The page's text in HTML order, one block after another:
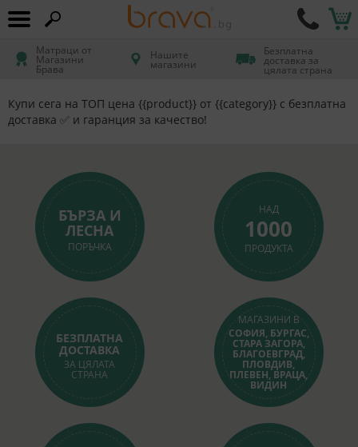
Матраци от
Магазини
Брава
Нашите
магазини
Безплатна
доставка за
цялата страна
Купи сега на ТОП цена {{product}} от {{category}} с безплатна
доставка ✅ и гаранция за качество!
БЪРЗА И
ЛЕСНА
ПОРЪЧКА
НАД
1000
ПРОДУКТА
БЕЗПЛАТНА
ДОСТАВКА
ЗА ЦЯЛАТА
СТРАНА
МАГАЗИНИ В
СОФИЯ, БУРГАС,
СТАРА ЗАГОРА,
БЛАГОЕВГРАД,
ПЛОВДИВ,
ПЛЕВЕН, ВРАЦА,
ВИДИН